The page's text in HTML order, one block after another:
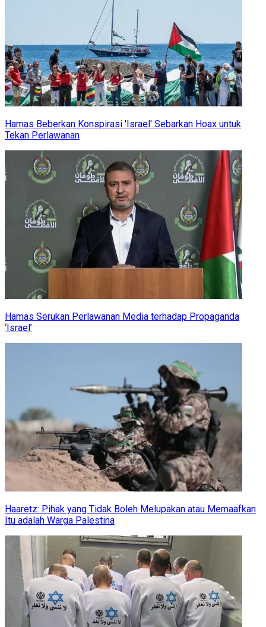
Hamas Beberkan Konspirasi 'Israel' Sebarkan Hoax untuk
Tekan Perlawanan
Hamas Serukan Perlawanan Media terhadap Propaganda
‘Israel’
Haaretz: Pihak yang Tidak Boleh Melupakan atau Memaafkan
Itu adalah Warga Palestina